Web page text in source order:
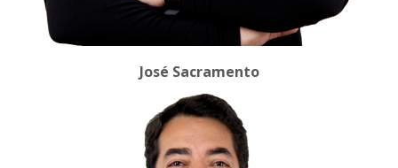
José Sacramento